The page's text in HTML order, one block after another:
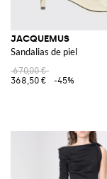
JACQUEMUS
Sandalias de piel
670,00 €
368,50 €
-45%